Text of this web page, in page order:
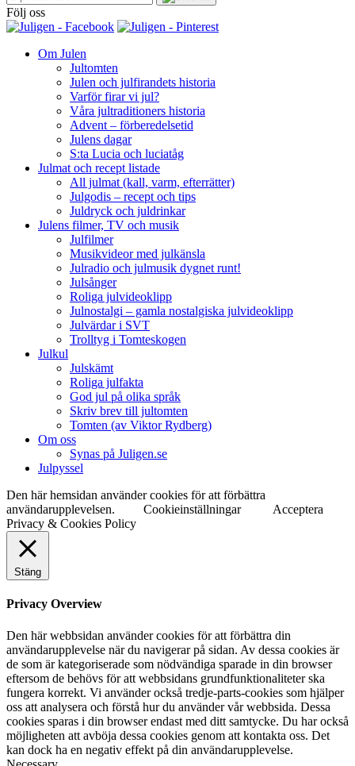
Följ oss
Om Julen
Jultomten
Julen och julfirandets historia
Varför firar vi jul?
Våra jultraditioners historia
Advent – förberedelsetid
Julens dagar
S:ta Lucia och luciatåg
Julmat och recept listade
All julmat (kall, varm, efterrätter)
Julgodis – recept och tips
Juldryck och juldrinkar
Julens filmer, TV och musik
Julfilmer
Musikvideor med julkänsla
Julradio och julmusik dygnet runt!
Julsånger
Roliga julvideoklipp
Julnostalgi – gamla nostalgiska julvideoklipp
Julvärdar i SVT
Trolltyg i Tomteskogen
Julkul
Julskämt
Roliga julfakta
God jul på olika språk
Skriv brev till jultomten
Tomten (av Viktor Rydberg)
Om oss
Synas på Juligen.se
Julpyssel
Den här hemsidan använder cookies för att förbättra
användarupplevelsen.
Cookieinställningar
Acceptera
Privacy & Cookies Policy
Stäng
Privacy Overview
Den här webbsidan använder cookies för att förbättra din
användarupplevelse när du navigerar på sidan. Av dessa cookies är
de som är kategoriserade som nödvändiga sparade in din browser
eftersom de behövs för att webbsidans grundfunktionaliteter ska
fungera korrekt. Vi använder också tredje-parts-cookies som hjälper
oss att analysera och förstå hur du använder vår webbsida. Dessa
cookies sparas i din browser endast med ditt samtycke. Du har också
möjligheten att avböja dessa cookies genom att kontakta oss. Det
kan dock ha en negativ effekt på din användarupplevelse.